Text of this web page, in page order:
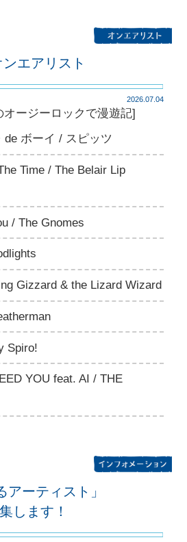
エアリスト
2026.07.04
ージーロックで漫遊記]
de ボーイ / スピッツ
Time / The Belair Lip
/ The Gnomes
Gizzard & the Lizard Wizard
Spiro!
YOU feat. AI / THE
アーティスト」
します！